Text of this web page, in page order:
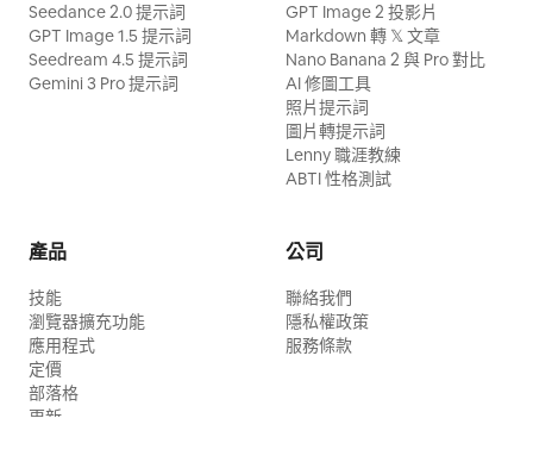
Seedance 2.0 提示詞
GPT Image 1.5 提示詞
Seedream 4.5 提示詞
Gemini 3 Pro 提示詞
GPT Image 2 投影片
Markdown 轉 𝕏 文章
Nano Banana 2 與 Pro 對比
AI 修圖工具
照片提示詞
圖片轉提示詞
Lenny 職涯教練
ABTI 性格測試
產品
技能
瀏覽器擴充功能
應用程式
定價
部落格
更新
公司
聯絡我們
隱私權政策
服務條款